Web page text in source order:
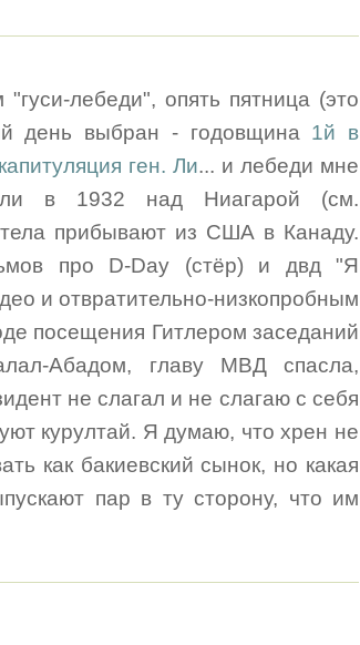
лебеди", опять пятница (это
день выбран - годовщина 1й в
капитуляция ген. Ли... и лебеди мне
в 1932 над Ниагарой (см.
прибывают из США в Канаду.
про D-Day (стёр) и двд "Я
и отвратительно-низкопробным
посещения Гитлером заседаний
Абадом, главу МВД спасла,
не слагал и не слагаю с себя
курултай. Я думаю, что хрен не
как бакиевский сынок, но какая
пар в ту сторону, что им